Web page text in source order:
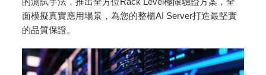
面模擬真實應用場景，為您的整櫃AI Server打造最堅實
的品質保證。